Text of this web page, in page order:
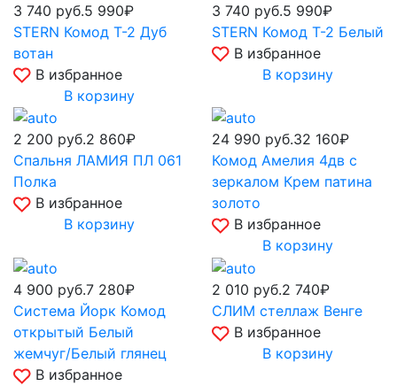
3 740 руб.5 990₽
STERN Комод Т-2 Дуб
вотан
В избранное
В корзину
3 740 руб.5 990₽
STERN Комод Т-2 Белый
В избранное
В корзину
2 200 руб.2 860₽
Спальня ЛАМИЯ ПЛ 061
Полка
В избранное
В корзину
24 990 руб.32 160₽
Комод Амелия 4дв с
зеркалом Крем патина
золото
В избранное
В корзину
4 900 руб.7 280₽
Система Йорк Комод
открытый Белый
жемчуг/Белый глянец
В избранное
2 010 руб.2 740₽
СЛИМ стеллаж Венге
В избранное
В корзину